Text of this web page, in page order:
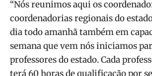
“Nós reunimos aqui os
coordenadorias regionais do
dia todo amanhã também em
semana que vem nós iniciamos
professores do estado. Cada
terá 60 horas de qualificação por